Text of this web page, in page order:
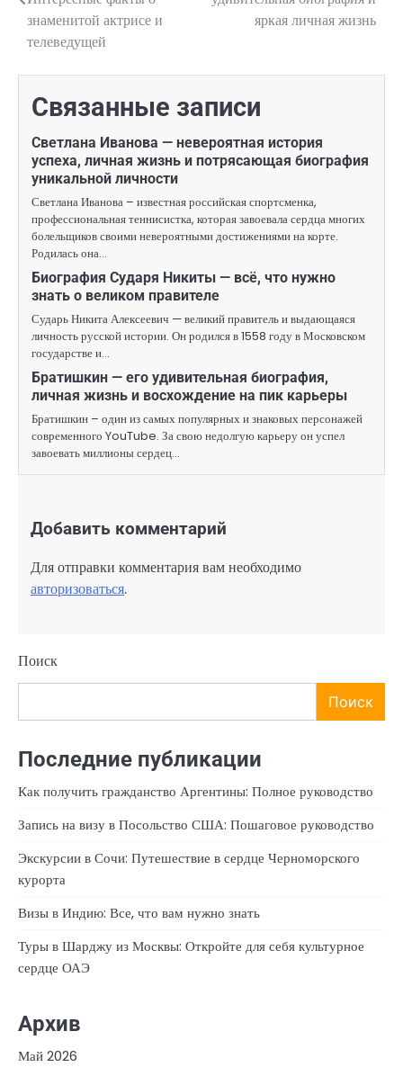
записям
знаменитой актрисе и
телеведущей
яркая личная жизнь
Связанные записи
Светлана Иванова — невероятная история
успеха, личная жизнь и потрясающая биография
уникальной личности
Светлана Иванова – известная российская спортсменка,
профессиональная теннисистка, которая завоевала сердца многих
болельщиков своими невероятными достижениями на корте.
Родилась она…
Биография Сударя Никиты — всё, что нужно
знать о великом правителе
Сударь Никита Алексеевич — великий правитель и выдающаяся
личность русской истории. Он родился в 1558 году в Московском
государстве и…
Братишкин — его удивительная биография,
личная жизнь и восхождение на пик карьеры
Братишкин – один из самых популярных и знаковых персонажей
современного YouTube. За свою недолгую карьеру он успел
завоевать миллионы сердец…
Добавить комментарий
Для отправки комментария вам необходимо
авторизоваться.
Поиск
Поиск
Последние публикации
Как получить гражданство Аргентины: Полное руководство
Запись на визу в Посольство США: Пошаговое руководство
Экскурсии в Сочи: Путешествие в сердце Черноморского
курорта
Визы в Индию: Все, что вам нужно знать
Туры в Шарджу из Москвы: Откройте для себя культурное
сердце ОАЭ
Архив
Май 2026